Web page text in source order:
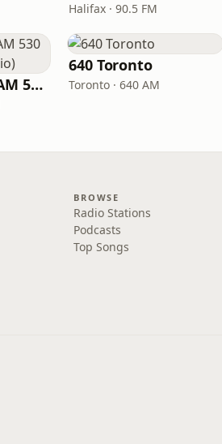
Halifax · 90.5 FM
CHLO AM530 (AM 530 Multicultural Radio)
640 Toronto
Toronto · 640 AM
BROWSE
Radio Stations
Podcasts
Top Songs